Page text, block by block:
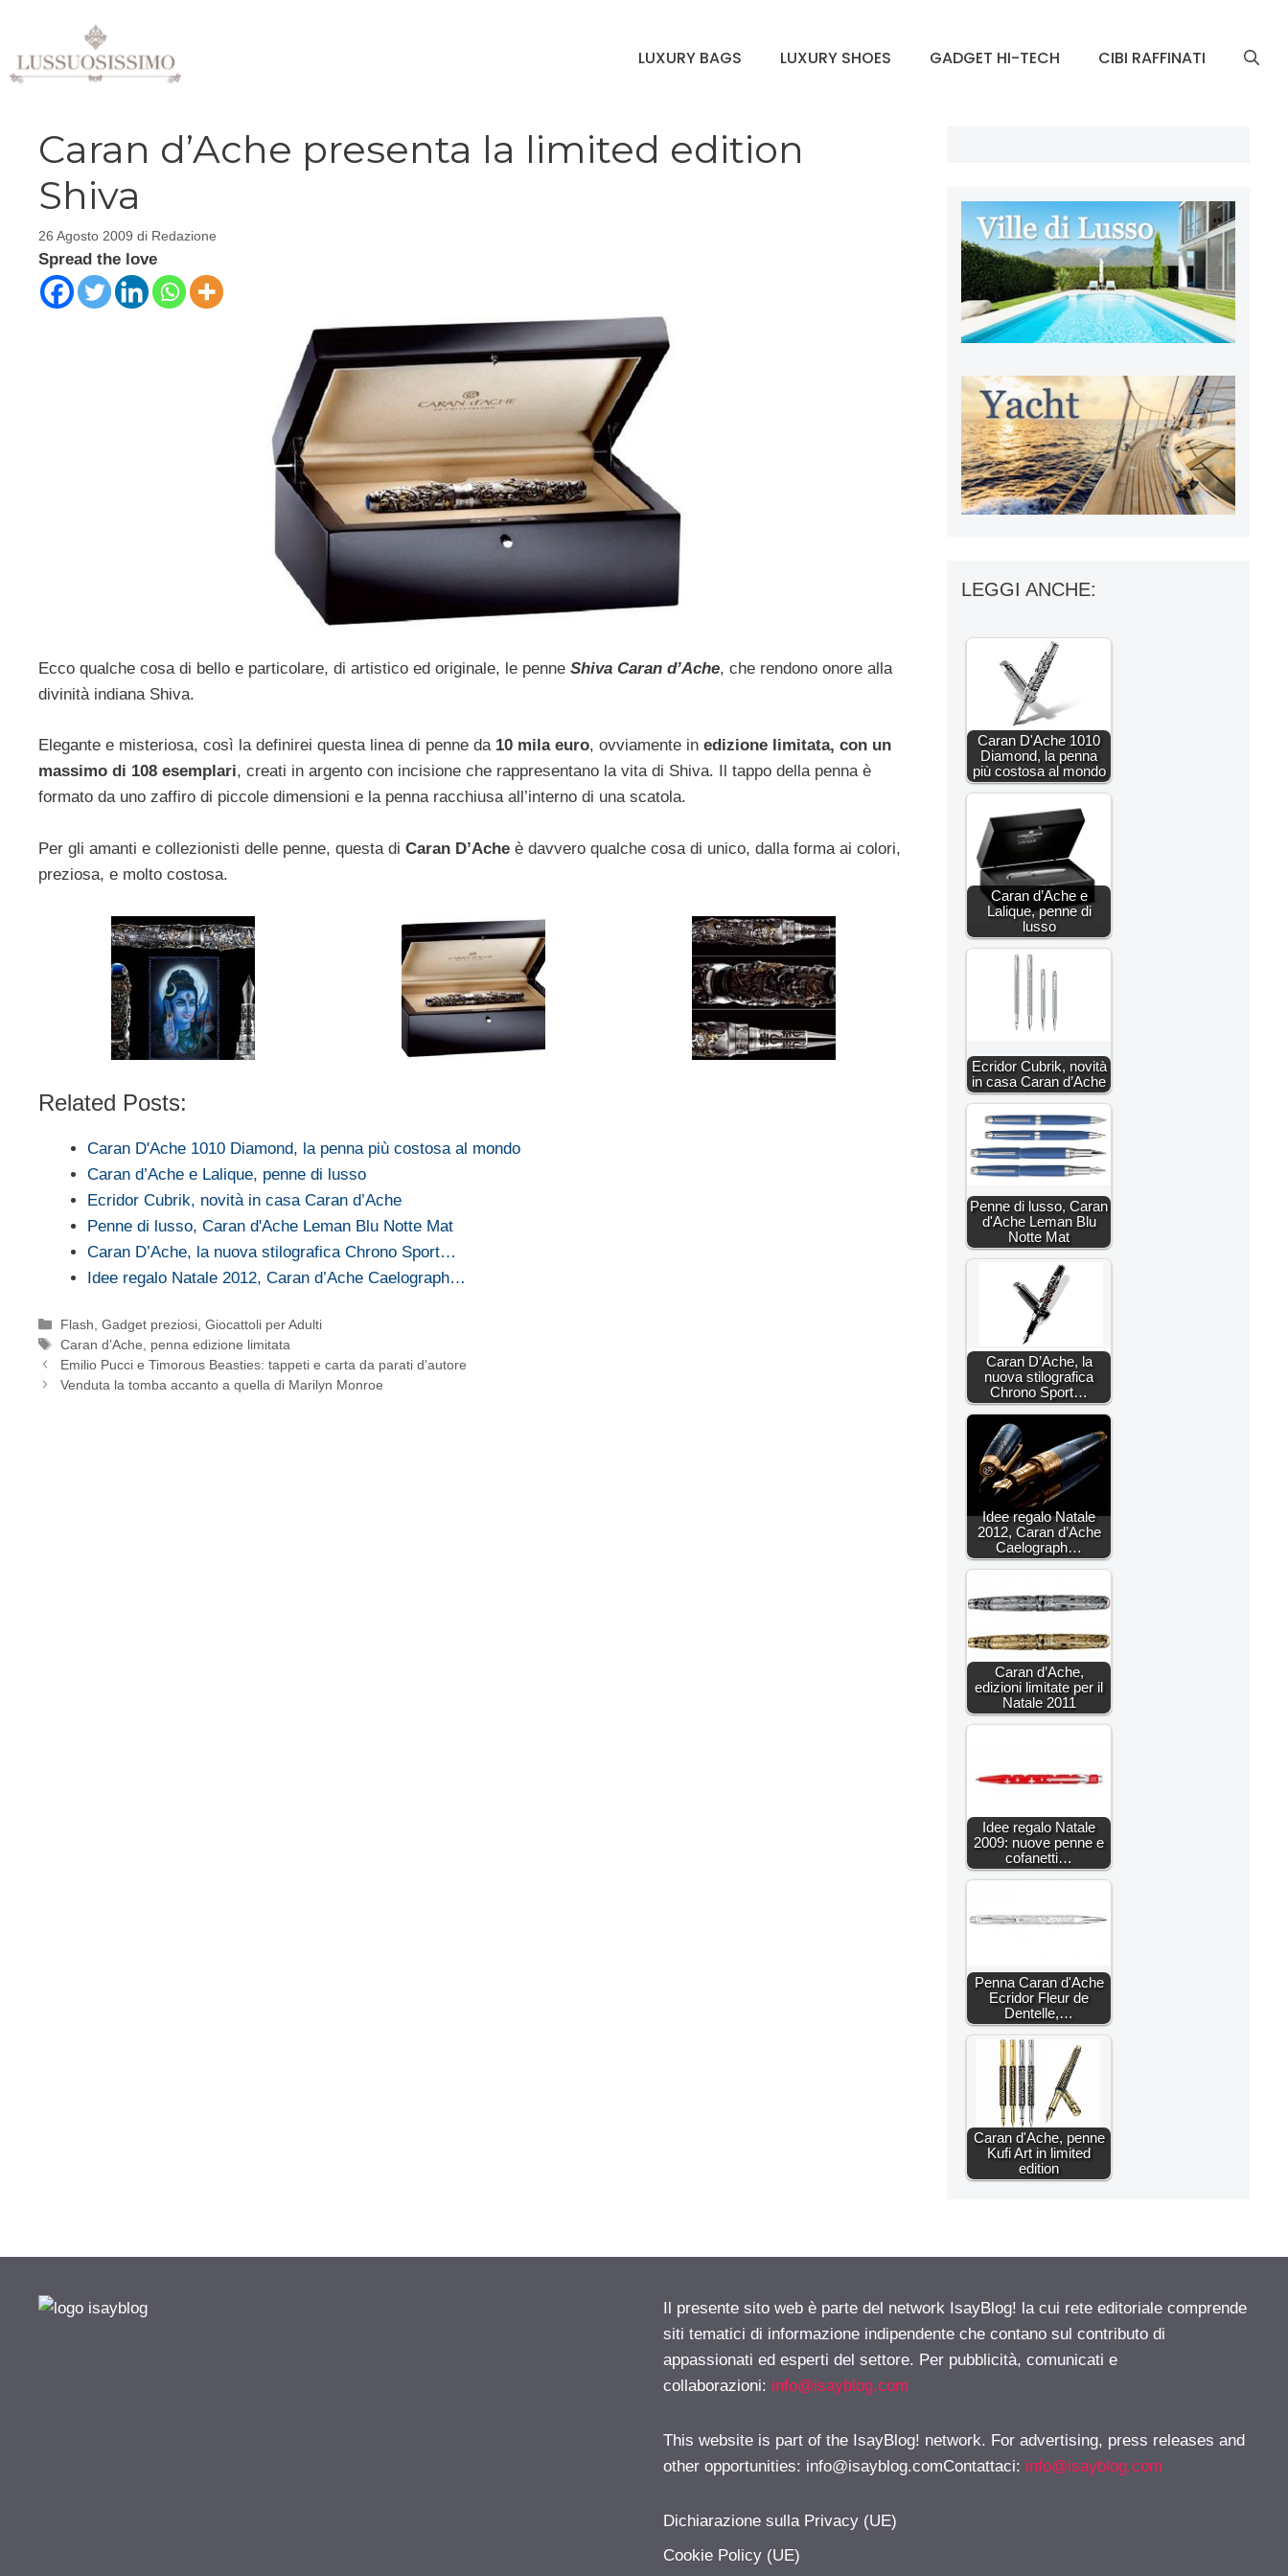
contenuto
LUXURY BAGS LUXURY SHOES GADGET HI-TECH CIBI RAFFINATI
Caran d’Ache presenta la limited edition
Shiva
26 Agosto 2009 di Redazione
Spread the love
Ecco qualche cosa di bello e particolare, di artistico ed originale, le penne Shiva Caran d’Ache, che rendono onore alla
divinità indiana Shiva.
Elegante e misteriosa, così la definirei questa linea di penne da 10 mila euro, ovviamente in edizione limitata, con un
massimo di 108 esemplari, creati in argento con incisione che rappresentano la vita di Shiva. Il tappo della penna è
formato da uno zaffiro di piccole dimensioni e la penna racchiusa all’interno di una scatola.
Per gli amanti e collezionisti delle penne, questa di Caran D’Ache è davvero qualche cosa di unico, dalla forma ai colori,
preziosa, e molto costosa.
Related Posts:
Caran D'Ache 1010 Diamond, la penna più costosa al mondo
Caran d’Ache e Lalique, penne di lusso
Ecridor Cubrik, novità in casa Caran d’Ache
Penne di lusso, Caran d'Ache Leman Blu Notte Mat
Caran D’Ache, la nuova stilografica Chrono Sport…
Idee regalo Natale 2012, Caran d’Ache Caelograph…
Categorie
Flash ,Gadget preziosi ,Giocattoli per Adulti
Tag
Caran d’Ache
penna edizione limitata
Emilio Pucci e Timorous Beasties: tappeti e carta da parati d’autore
Venduta la tomba accanto a quella di Marilyn Monroe
LEGGI ANCHE:
Caran D'Ache 1010
Diamond, la penna
più costosa al mondo
Caran d’Ache e
Lalique, penne di
lusso
Ecridor Cubrik, novità
in casa Caran d’Ache
Penne di lusso, Caran
d'Ache Leman Blu
Notte Mat
Caran D’Ache, la
nuova stilografica
Chrono Sport…
Idee regalo Natale
2012, Caran d’Ache
Caelograph…
Caran d’Ache,
edizioni limitate per il
Natale 2011
Idee regalo Natale
2009: nuove penne e
cofanetti…
Penna Caran d'Ache
Ecridor Fleur de
Dentelle,…
Caran d'Ache, penne
Kufi Art in limited
edition
Il presente sito web è parte del network IsayBlog! la cui rete editoriale comprende
siti tematici di informazione indipendente che contano sul contributo di
appassionati ed esperti del settore. Per pubblicità, comunicati e
collaborazioni: info@isayblog.com
This website is part of the IsayBlog! network. For advertising, press releases and
other opportunities: info@isayblog.comContattaci: info@isayblog.com
Dichiarazione sulla Privacy (UE)
Cookie Policy (UE)